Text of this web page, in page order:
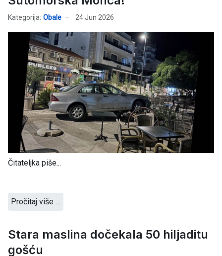
Kategorija: Obale 24 Jun 2026
Čitateljka piše...
Pročitaj više …
Stara maslina dočekala 50 hiljaditu
gošću